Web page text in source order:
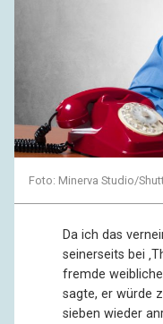
Foto: Minerva Studio/
Da ich das
seinerseits bei
fremde
sagte, er würde
sieben wieder